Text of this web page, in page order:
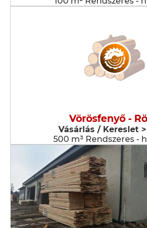
Vörösfenyő -
Vásárlás / Kereslet
500 m³ Rendszeres -